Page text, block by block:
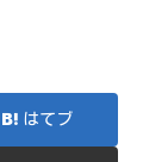
はてブ